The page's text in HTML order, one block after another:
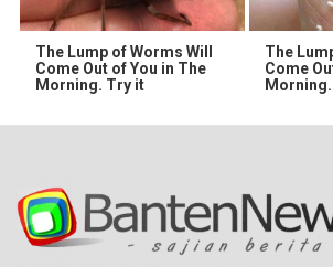
The Lump of Worms Will
Come Out of You in The
Morning. Try it
The
Come